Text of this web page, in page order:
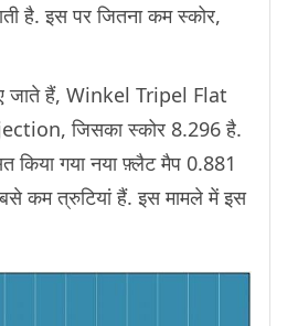
है. इस पर जितना कम स्कोर,
जाते हैं, Winkel Tripel Flat
जिसका स्कोर 8.296 है.
गया नया फ़्लैट मैप 0.881
कम त्रुटियां हैं. इस मामले में इस